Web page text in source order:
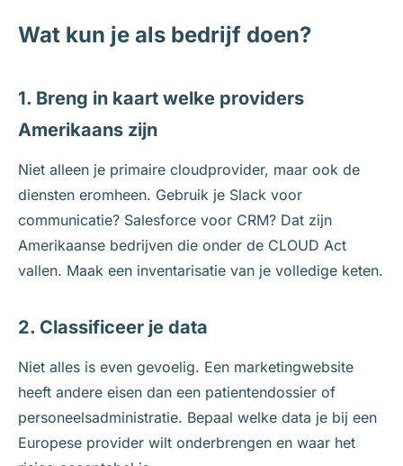
Wat kun je als bedrijf doen?
1. Breng in kaart welke providers
Amerikaans zijn
Niet alleen je primaire cloudprovider, maar ook de
diensten eromheen. Gebruik je Slack voor
communicatie? Salesforce voor CRM? Dat zijn
Amerikaanse bedrijven die onder de CLOUD Act
vallen. Maak een inventarisatie van je volledige keten.
2. Classificeer je data
Niet alles is even gevoelig. Een marketingwebsite
heeft andere eisen dan een patientendossier of
personeelsadministratie. Bepaal welke data je bij een
Europese provider wilt onderbrengen en waar het